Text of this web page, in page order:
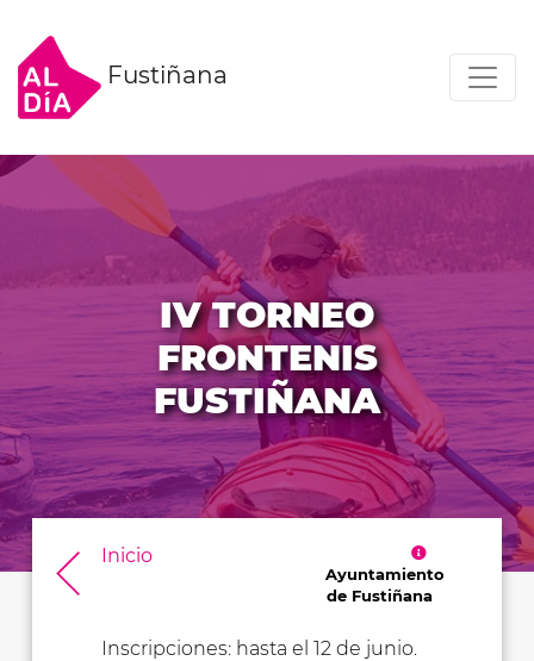
Fustiñana
IV TORNEO
FRONTENIS
FUSTIÑANA
Inicio
Ayuntamiento
de Fustiñana
Inscripciones: hasta el 12 de junio.